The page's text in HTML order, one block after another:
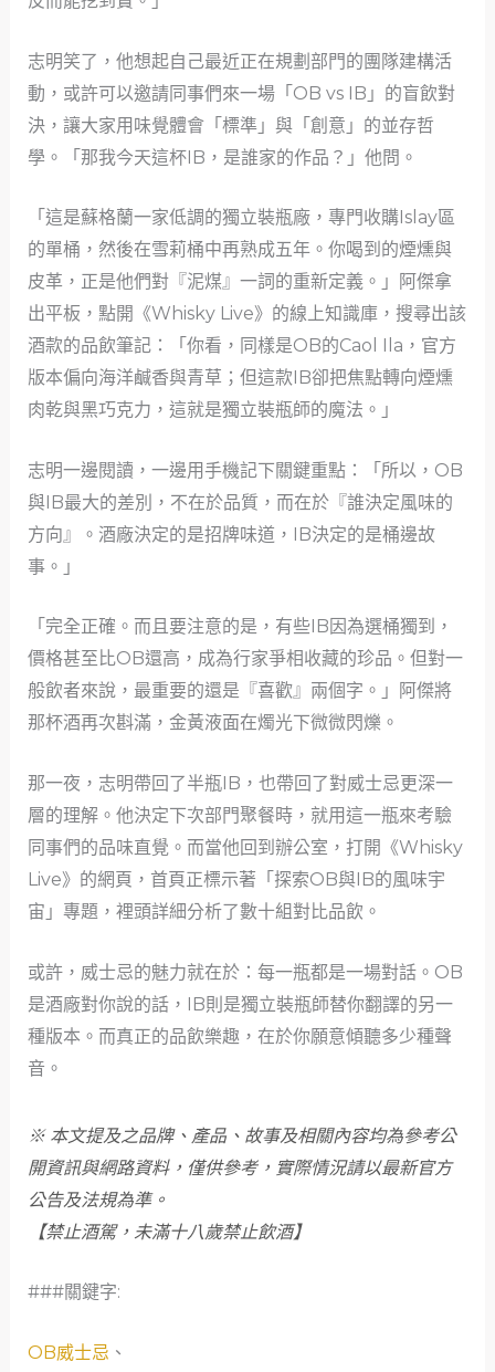
志明笑了，他想起自己最近正在規劃部門的團隊建構活
動，或許可以邀請同事們來一場「OB vs IB」的盲飲對
決，讓大家用味覺體會「標準」與「創意」的並存哲
學。「那我今天這杯IB，是誰家的作品？」他問。
「這是蘇格蘭一家低調的獨立裝瓶廠，專門收購Islay區
的單桶，然後在雪莉桶中再熟成五年。你喝到的煙燻與
皮革，正是他們對『泥煤』一詞的重新定義。」阿傑拿
出平板，點開《Whisky Live》的線上知識庫，搜尋出該
酒款的品飲筆記：「你看，同樣是OB的Caol Ila，官方
版本偏向海洋鹹香與青草；但這款IB卻把焦點轉向煙燻
肉乾與黑巧克力，這就是獨立裝瓶師的魔法。」
志明一邊閱讀，一邊用手機記下關鍵重點：「所以，OB
與IB最大的差別，不在於品質，而在於『誰決定風味的
方向』。酒廠決定的是招牌味道，IB決定的是桶邊故
事。」
「完全正確。而且要注意的是，有些IB因為選桶獨到，
價格甚至比OB還高，成為行家爭相收藏的珍品。但對一
般飲者來說，最重要的還是『喜歡』兩個字。」阿傑將
那杯酒再次斟滿，金黃液面在燭光下微微閃爍。
那一夜，志明帶回了半瓶IB，也帶回了對威士忌更深一
層的理解。他決定下次部門聚餐時，就用這一瓶來考驗
同事們的品味直覺。而當他回到辦公室，打開《Whisky
Live》的網頁，首頁正標示著「探索OB與IB的風味宇
宙」專題，裡頭詳細分析了數十組對比品飲。
或許，威士忌的魅力就在於：每一瓶都是一場對話。OB
是酒廠對你說的話，IB則是獨立裝瓶師替你翻譯的另一
種版本。而真正的品飲樂趣，在於你願意傾聽多少種聲
音。
※ 本文提及之品牌、產品、故事及相關內容均為參考公
開資訊與網路資料，僅供參考，實際情況請以最新官方
公告及法規為準。
【禁止酒駕，未滿十八歲禁止飲酒】
###關鍵字:
OB威士忌 、